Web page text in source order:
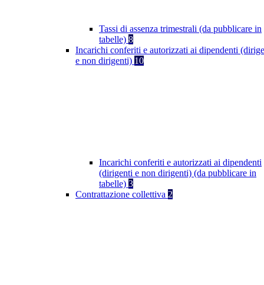
Tassi di assenza trimestrali (da pubblicare in
tabelle) 8
Incarichi conferiti e autorizzati ai dipendenti
e non dirigenti) 10
Incarichi conferiti e autorizzati ai dipendenti
(dirigenti e non dirigenti) (da pubblicare in
tabelle) 3
Contrattazione collettiva 2